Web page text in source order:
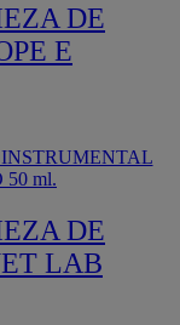
DE
E
DE
LAB